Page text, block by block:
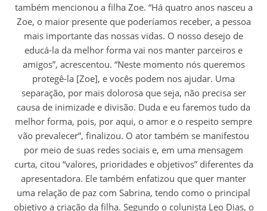
também mencionou a filha Zoe. “Há quatro anos nasceu a
Zoe, o maior presente que poderíamos receber, a pessoa
mais importante das nossas vidas. O nosso desejo de
educá-la da melhor forma vai nos manter parceiros e
amigos”, acrescentou. “Neste momento nós queremos
protegê-la [Zoe], e vocês podem nos ajudar. Uma
separação, por mais dolorosa que seja, não precisa ser
causa de inimizade e divisão. Duda e eu faremos tudo da
melhor forma, pois, por aqui, o amor e o respeito sempre
vão prevalecer”, finalizou. O ator também se manifestou
por meio de suas redes sociais e, em uma mensagem
curta, citou “valores, prioridades e objetivos” diferentes da
apresentadora. Ele também enfatizou que quer manter
uma relação de paz com Sabrina, tendo como o principal
objetivo a criação da filha. Segundo o colunista Leo Dias, o